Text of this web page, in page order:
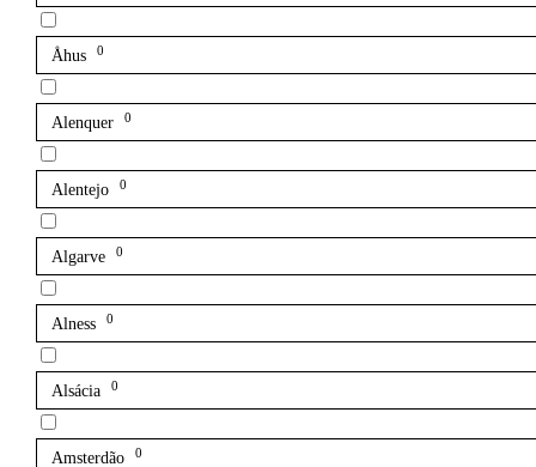
Åhus 0
Alenquer 0
Alentejo 0
Algarve 0
Alness 0
Alsácia 0
Amsterdão 0